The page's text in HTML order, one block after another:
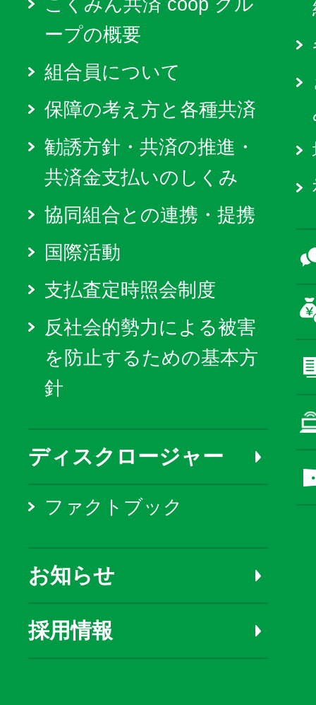
ープの概要
組合員について
保障の考え方と各種共済
勧誘方針・共済の推進・
共済金支払いのしくみ
協同組合との連携・提携
国際活動
支払査定時照会制度
反社会的勢力による被害
を防止するための基本方
針
ディスクロージャー
ファクトブック
お知らせ
採用情報